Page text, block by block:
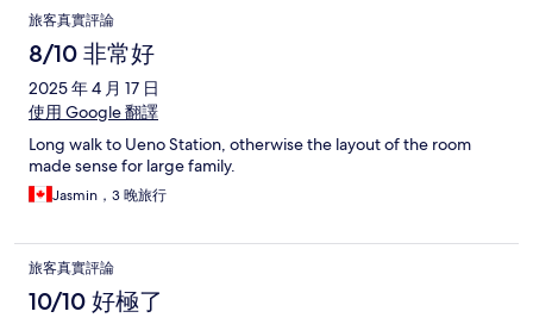
旅客真實評論
8/10 非常好
2025 年 4 月 17 日
使用 Google 翻譯
Long walk to Ueno Station, otherwise the layout of the room
made sense for large family.
Jasmin，3 晚旅行
旅客真實評論
10/10 好極了